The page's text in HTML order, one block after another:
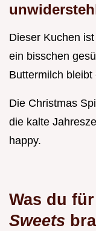
Dieser Kuchen
ein bisschen
Buttermilch
Die Christmas
die kalte
happy.
Was du
Sweets